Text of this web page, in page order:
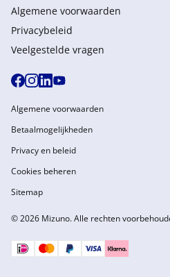
Algemene voorwaarden
Privacybeleid
Veelgestelde vragen
© 2026 Mizuno. Alle rechten
Algemene voorwaarden
Betaalmogelijkheden
Privacy en beleid
Cookies beheren
Sitemap